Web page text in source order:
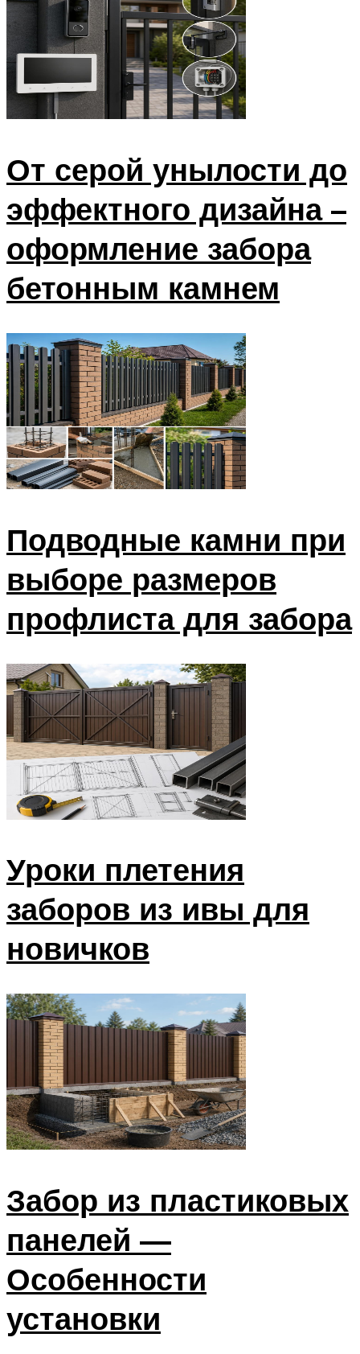
От серой унылости до
эффектного дизайна –
оформление забора
бетонным камнем
Подводные камни при
выборе размеров
профлиста для забора
Уроки плетения
заборов из ивы для
новичков
Забор из пластиковых
панелей —
Особенности
установки